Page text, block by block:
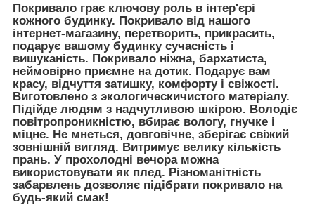
Покривало грає ключову роль в інтер'єрі
кожного будинку. Покривало від нашого
інтернет-магазину, перетворить, прикрасить,
подарує вашому будинку сучасність і
вишуканість. Покривало ніжна, бархатиста,
неймовірно приємне на дотик. Подарує вам
красу, відчуття затишку, комфорту і свіжості.
Виготовлено з экологическичистого матеріалу.
Підійде людям з надчутливою шкірою. Володіє
повітропроникністю, вбирає вологу, гнучке і
міцне. Не мнеться, довговічне, зберігає свіжий
зовнішній вигляд. Витримує велику кількість
прань. У прохолодні вечора можна
використовувати як плед. Різноманітність
забарвлень дозволяє підібрати покривало на
будь-який смак!